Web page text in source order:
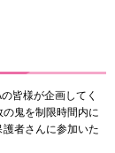
皆様が企画してく
鬼を制限時間内に
者さんに参加いた